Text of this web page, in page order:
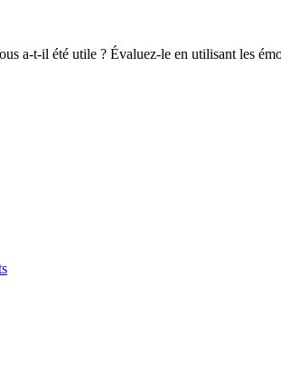
a-t-il été utile ? Évaluez-le en utilisant les